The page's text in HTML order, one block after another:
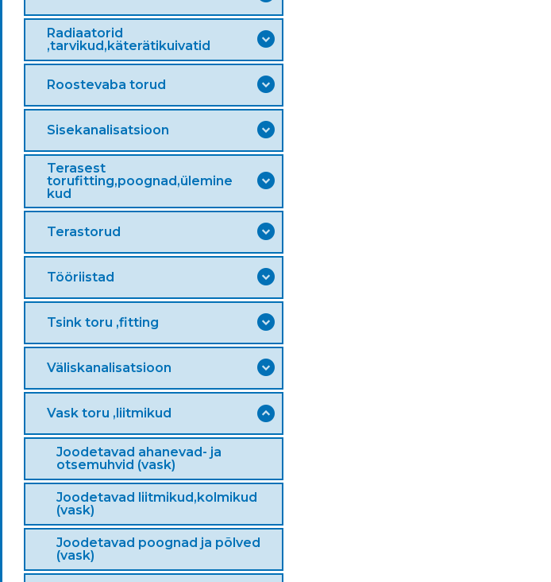
Radiaatorid
,tarvikud,käterätikuivatid
Roostevaba torud
Sisekanalisatsioon
Terasest
torufitting,poognad,ülemine
kud
Terastorud
Tööriistad
Tsink toru ,fitting
Väliskanalisatsioon
Vask toru ,liitmikud
Joodetavad ahanevad- ja
otsemuhvid (vask)
Joodetavad liitmikud,kolmikud
(vask)
Joodetavad poognad ja põlved
(vask)